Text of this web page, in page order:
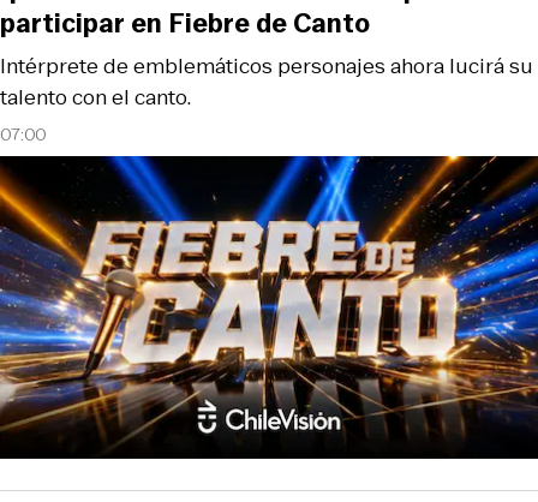
07:00
Intérprete de emblemáticos personajes ahora lucirá su
talento con el canto.
participar en Fiebre de Canto